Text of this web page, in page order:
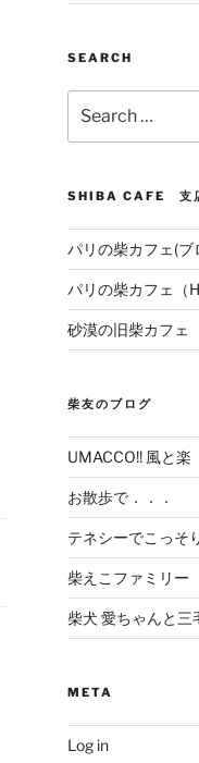
SEARCH
for:
SHIBA CAFE 支
パリの柴カフェ(ブ
パリの柴カフェ（
砂漠の旧柴カフェ
柴友のブログ
UMACCO!! 風と楽
お散歩で．．．
テネシーでこっそ
柴えこファミリ
柴犬 愛ちゃんと三
META
Log in